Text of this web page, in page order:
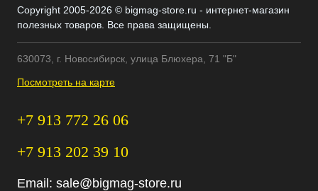
Copyright 2005-2026 © bigmag-store.ru - интернет-магазин
полезных товаров. Все права защищены.
630073, г. Новосибирск, улица Блюхера, 71 "Б"
Посмотреть на карте
+7 913 772 26 06
+7 913 202 39 10
Email: sale@bigmag-store.ru